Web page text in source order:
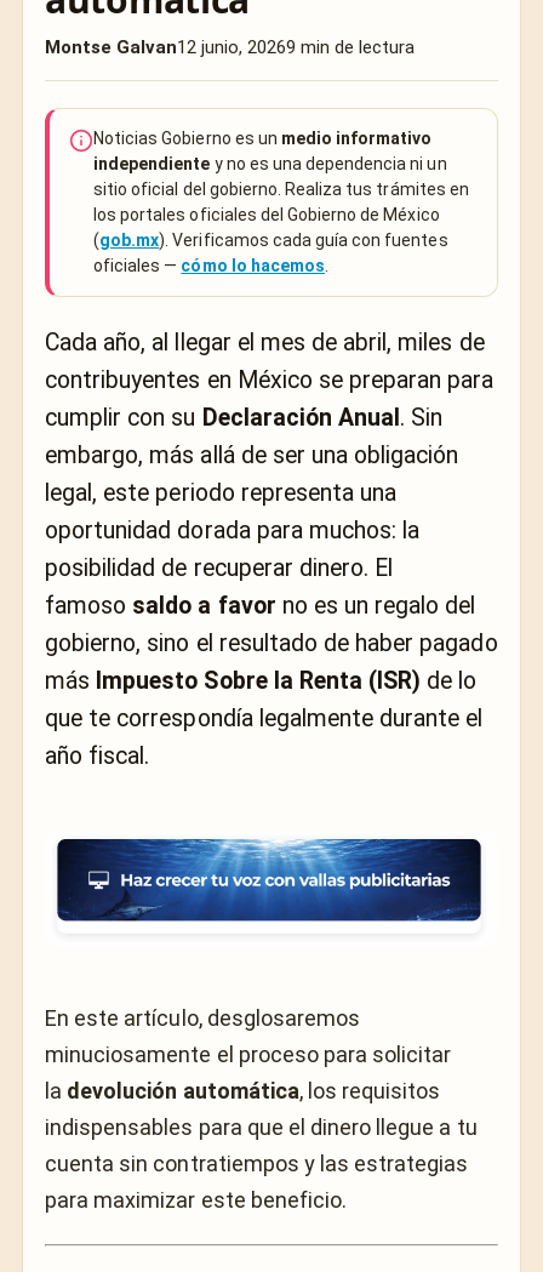
Montse Galvan12 junio, 20269 min de lectura
Noticias Gobierno es un medio informativo
independiente y no es una dependencia ni un
sitio oficial del gobierno. Realiza tus trámites en
los portales oficiales del Gobierno de México
(gob.mx). Verificamos cada guía con fuentes
oficiales — cómo lo hacemos
Cada año, al llegar el mes de abril, miles de
contribuyentes en México se preparan para
cumplir con su Declaración Anual . Sin
embargo, más allá de ser una obligación
legal, este periodo representa una
oportunidad dorada para muchos: la
posibilidad de recuperar dinero. El
famoso saldo a favor no es un regalo del
gobierno, sino el resultado de haber pagado
más Impuesto Sobre la Renta (ISR) de lo
que te correspondía legalmente durante el
año fiscal.
En este artículo, desglosaremos
minuciosamente el proceso para solicitar
la devolución automática, los requisitos
indispensables para que el dinero llegue a tu
cuenta sin contratiempos y las estrategias
para maximizar este beneficio.